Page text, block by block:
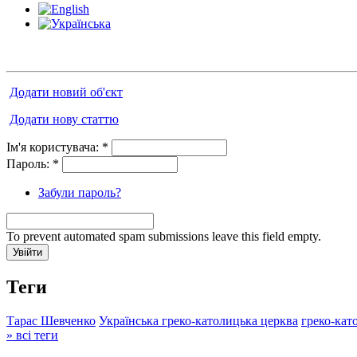
Додати новий об'єкт
Додати нову статтю
Ім'я користувача: *
Пароль: *
Забули пароль?
To prevent automated spam submissions leave this field empty.
Теги
Тарас Шевченко Українська греко-католицька церква греко-
» всі теги